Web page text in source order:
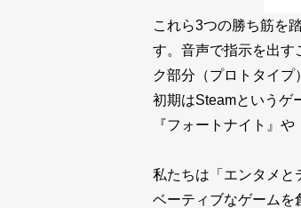
これら3つの勝ち筋を
す。音声で指示を出す
ク部分（プロトタイプ
初期はSteamというゲ
『フォートナイト』
私たちは「エンタメと
ベーティブなゲームを